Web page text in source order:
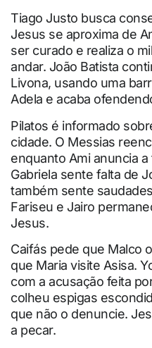
Tiago Justo busca
Jesus se aproxima de
ser curado e realiza o
andar. João Batista
Livona, usando uma
Adela e acaba
Pilatos é informado
cidade. O Messias
enquanto Ami anuncia
Gabriela sente falta de
também sente
Fariseu e Jairo
Jesus.
Caifás pede que Malco
que Maria visite Asisa.
com a acusação feita
colheu espigas
que não o denuncie.
a pecar.